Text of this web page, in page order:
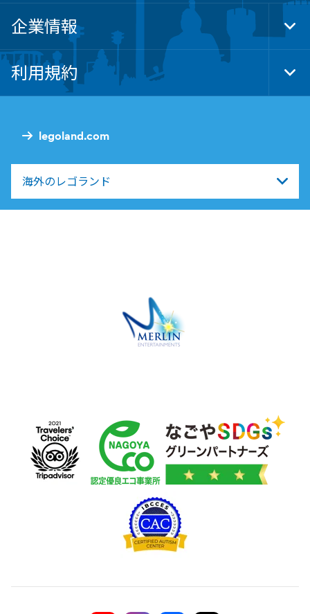
legoland.com
海外のレゴランド
企業情報
利用規約